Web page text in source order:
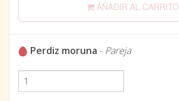
AÑADIR AL CARRITO
Perdiz moruna - Pareja